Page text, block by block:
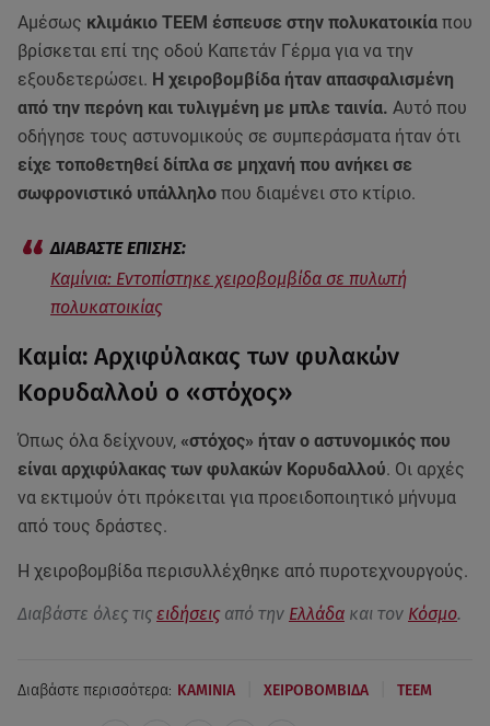
Αμέσως κλιμάκιο ΤΕΕΜ έσπευσε στην πολυκατοικία που
βρίσκεται επί της οδού Καπετάν Γέρμα για να την
εξουδετερώσει. Η χειροβομβίδα ήταν απασφαλισμένη
από την περόνη και τυλιγμένη με μπλε ταινία. Αυτό που
οδήγησε τους αστυνομικούς σε συμπεράσματα ήταν ότι
είχε τοποθετηθεί δίπλα σε μηχανή που ανήκει σε
σωφρονιστικό υπάλληλο που διαμένει στο κτίριο.
Καμίνια: Εντοπίστηκε χειροβομβίδα σε πυλωτή
πολυκατοικίας
Καμία: Αρχιφύλακας των φυλακών
Κορυδαλλού ο «στόχος»
Όπως όλα δείχνουν, «στόχος» ήταν ο αστυνομικός που
είναι αρχιφύλακας των φυλακών Κορυδαλλού. Οι αρχές
να εκτιμούν ότι πρόκειται για προειδοποιητικό μήνυμα
από τους δράστες.
Η χειροβομβίδα περισυλλέχθηκε από πυροτεχνουργούς.
Διαβάστε όλες τις ειδήσεις από την Ελλάδα και τον Κόσμο.
Διαβάστε περισσότερα: ΚΑΜΙΝΙΑ ΧΕΙΡΟΒΟΜΒΙΔΑ ΤΕΕΜ